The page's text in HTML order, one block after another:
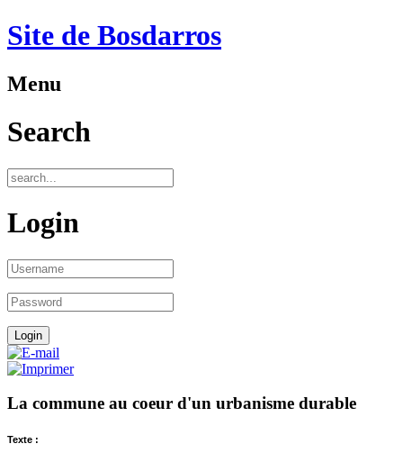
Site de Bosdarros
Menu
Search
Login
La commune au coeur d'un urbanisme durable
Texte :